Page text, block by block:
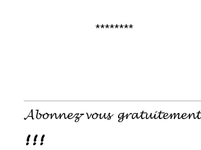
********
𝓐𝓫𝓸𝓷𝓷𝓮𝔃-𝓿𝓸𝓾𝓼 𝓰𝓻𝓪𝓽𝓾𝓲𝓽𝓮𝓶𝓮𝓷𝓽
!!!